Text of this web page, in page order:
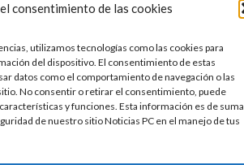
consentimiento de las cookies
utilizamos tecnologías como las cookies para
del dispositivo. El consentimiento de estas
datos como el comportamiento de navegación o las
No consentir o retirar el consentimiento, puede
y funciones. Esta información es de suma
de nuestro sitio Noticias PC en el manejo de tus